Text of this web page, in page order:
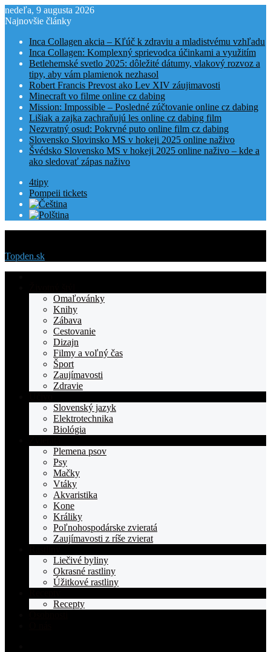
nedeľa, 9 augusta 2026
Najnovšie články
Inca Collagen akcia – Kľúč k zdraviu a mladistvému vzhľadu
Inca Collagen: Komplexný sprievodca účinkami a využitím
Betlehemské svetlo 2025: dôležité dátumy, vlakový rozvoz a
tipy, aby vám plamienok nezhasol
Robert Francis Prevost ako Lev XIV záujimavosti
Minecraft vo filme online cz dabing
Mission: Impossible – Posledné zúčtovanie online cz dabing
Lišiak a zajka zachraňujú les online cz dabing film
Nezvratný osud: Pokrvné puto online film cz dabing
Slovensko Slovinsko MS v hokeji 2025 online naživo
Švédsko Slovensko MS v hokeji 2025 online naživo – kde a
ako sledovať zápas naživo
4tipy
Pompeii tickets
Topden.sk
TOPden.skOmaľovánky
Knihy
Zábava
Cestovanie
Dizajn
Filmy a voľný čas
Šport
Zaujímavosti
Zdravie
Slovenský jazyk
Elektrotechnika
Biológia
Plemena psov
Psy
Mačky
Vtáky
Akvaristika
Kone
Králiky
Poľnohospodárske zvieratá
Zaujímavosti z ríše zvierat
Liečivé byliny
Okrasné rastliny
Úžitkové rastliny
Recepty